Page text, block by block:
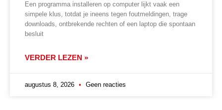
Een programma installeren op computer lijkt vaak een
simpele klus, totdat je ineens tegen foutmeldingen, trage
downloads, ontbrekende rechten of een laptop die spontaan
besluit
VERDER LEZEN »
augustus 8, 2026 Geen reacties